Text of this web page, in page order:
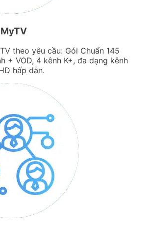
theo yêu cầu: Gói Chuẩn 145
+ VOD, 4 kênh K+, đa dạng kênh
hấp dẫn.